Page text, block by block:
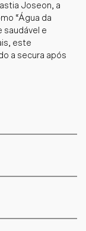
Joseon, a
“Água da
saudável e
este
a secura após